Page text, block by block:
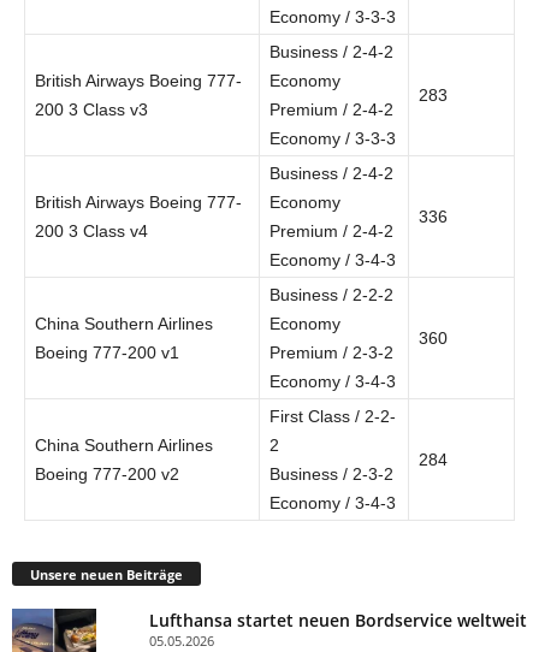
Economy / 3-3-3
British Airways Boeing 777-
200 3 Class v3
Business / 2-4-2
Economy
Premium / 2-4-2
Economy / 3-3-3
283
British Airways Boeing 777-
200 3 Class v4
Business / 2-4-2
Economy
Premium / 2-4-2
Economy / 3-4-3
336
China Southern Airlines
Boeing 777-200 v1
Business / 2-2-2
Economy
Premium / 2-3-2
Economy / 3-4-3
360
China Southern Airlines
Boeing 777-200 v2
First Class / 2-2-
2
Business / 2-3-2
Economy / 3-4-3
284
Unsere neuen Beiträge
Lufthansa startet neuen Bordservice weltweit
05.05.2026